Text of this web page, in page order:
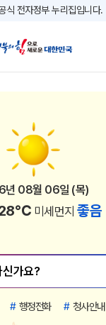
식 전자정부 누리집입니다.
년 08월 06일 (목)
미세먼지 좋음
년 08월 06일 (목)
미세먼지 좋음
년 08월 06일 (목)
미세먼지좋음
년 08월 06일 (목)
미세먼지좋음
년 08월 06일 (목)
미세먼지좋음
년 08월 06일 (목)
미세먼지좋음
년 08월 06일 (목)
미세먼지좋음
년 08월 06일 (목)
미세먼지좋음
년 08월 06일 (목)
미세먼지좋음
년 08월 06일 (목)
미세먼지좋음
년 08월 06일 (목)
미세먼지 좋음
년 08월 06일 (목)
미세먼지좋음
년 08월 06일 (목)
미세먼지좋음
년 08월 06일 (목)
미세먼지 좋음
년 08월 06일 (목)
미세먼지좋음
년 08월 06일 (목)
미세먼지좋음
년 08월 06일 (목)
미세먼지좋음
년 08월 06일 (목)
미세먼지좋음
년 08월 06일 (목)
미세먼지 좋음
년 08월 06일 (목)
미세먼지좋음
년 08월 06일 (목)
미세먼지좋음
년 08월 06일 (목)
미세먼지 좋음
# 행정전화 # 청사안내